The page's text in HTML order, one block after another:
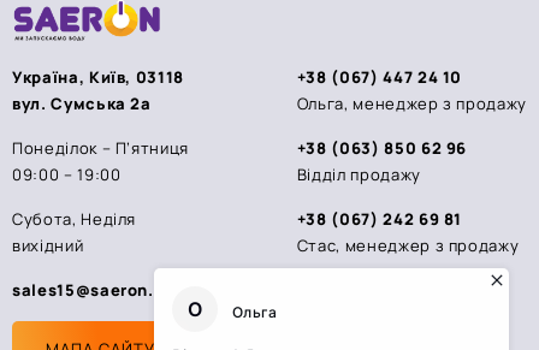
Україна, Київ, 03118
вул. Сумська 2а
Понеділок – П’ятниця
09:00 – 19:00
Субота, Неділя
вихідний
sales15@saeron.ua
+38 (067) 447 24 10
Ольга, менеджер з продажу
+38 (063) 850 62 96
Відділ продажу
+38 (067) 242 69 81
Стас, менеджер з продажу